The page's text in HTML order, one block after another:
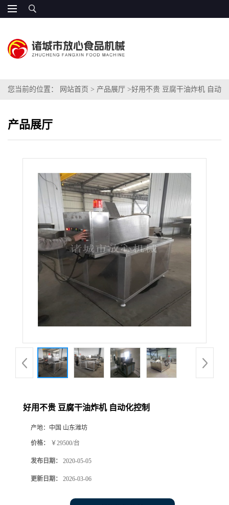
您当前的位置： 网站首页 > 产品展厅 >好用不贵 豆腐干油炸机 自动
产品展厅
好用不贵 豆腐干油炸机 自动化控制
产地： 中国 山东潍坊
价格： ￥29500/台
发布日期： 2020-05-05
更新日期： 2026-03-06